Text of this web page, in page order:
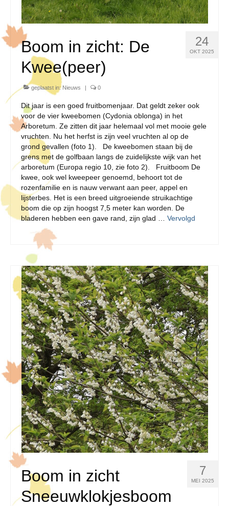
24
OKT 2025
Boom in zicht: De
Kwee(peer)
geplaatst in: Nieuws | 0
Dit jaar is een goed fruitbomenjaar. Dat geldt zeker ook
voor de vier kweebomen (Cydonia oblonga) in het
Arboretum. Ze zitten dit jaar helemaal vol met mooie gele
vruchten. Nu het herfst is zijn veel vruchten al op de
grond gevallen (foto 1). De kweebomen staan bij de
grens met de golfbaan langs de zuidelijkste wijk van het
arboretum (Europa regio 10, zie foto 2). Fruitboom De
kwee, ook wel kweepeer genoemd, behoort tot de
rozenfamilie en is nauw verwant aan peer, appel en
lijsterbes. Het is een breed uitgroeiende struikachtige
boom die op zijn hoogst 7,5 meter kan worden. De
bladeren hebben een gave rand, zijn glad … Vervolgd
7
MEI 2025
Boom in zicht
Sneeuwklokjesboom